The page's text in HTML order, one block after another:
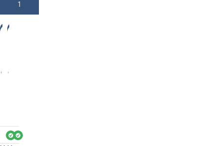
В Корзину
-3